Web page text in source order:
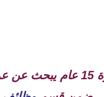
في